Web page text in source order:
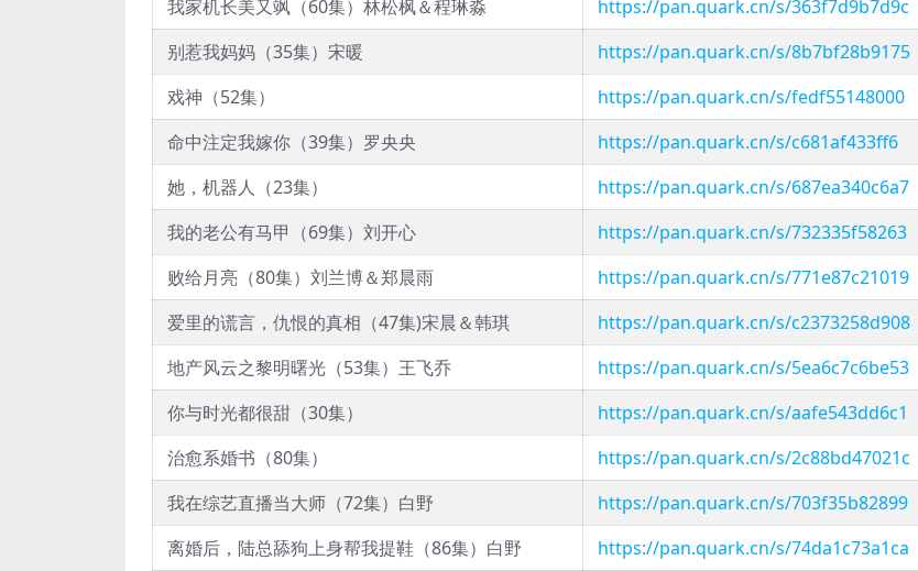
我家机长美又飒（60集）林松枫＆程琳淼
https://pan.quark.cn/s/363f7d9b7d9c
别惹我妈妈（35集）宋暖
https://pan.quark.cn/s/8b7bf28b9175
戏神（52集）
https://pan.quark.cn/s/fedf55148000
命中注定我嫁你（39集）罗央央
https://pan.quark.cn/s/c681af433ff6
她，机器人（23集）
https://pan.quark.cn/s/687ea340c6a7
我的老公有马甲（69集）刘开心
https://pan.quark.cn/s/732335f58263
败给月亮（80集）刘兰博＆郑晨雨
https://pan.quark.cn/s/771e87c21019
爱里的谎言，仇恨的真相（47集)宋晨＆韩琪
https://pan.quark.cn/s/c2373258d908
地产风云之黎明曙光（53集）王飞乔
https://pan.quark.cn/s/5ea6c7c6be53
你与时光都很甜（30集）
https://pan.quark.cn/s/aafe543dd6c1
治愈系婚书（80集）
https://pan.quark.cn/s/2c88bd47021c
我在综艺直播当大师（72集）白野
https://pan.quark.cn/s/703f35b82899
离婚后，陆总舔狗上身帮我提鞋（86集）白野
https://pan.quark.cn/s/74da1c73a1ca